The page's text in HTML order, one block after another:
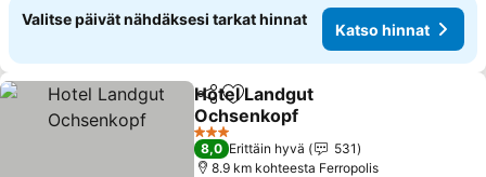
Valitse päivät nähdäksesi tarkat hinnat
Katso hinnat
Jaa Lisää suosikkeihin
Hotel Landgut
Ochsenkopf
Katso hinnat
3 Tähtiluokitus
8,0 Erittäin hyvä
531
8.9 km kohteesta Ferropolis